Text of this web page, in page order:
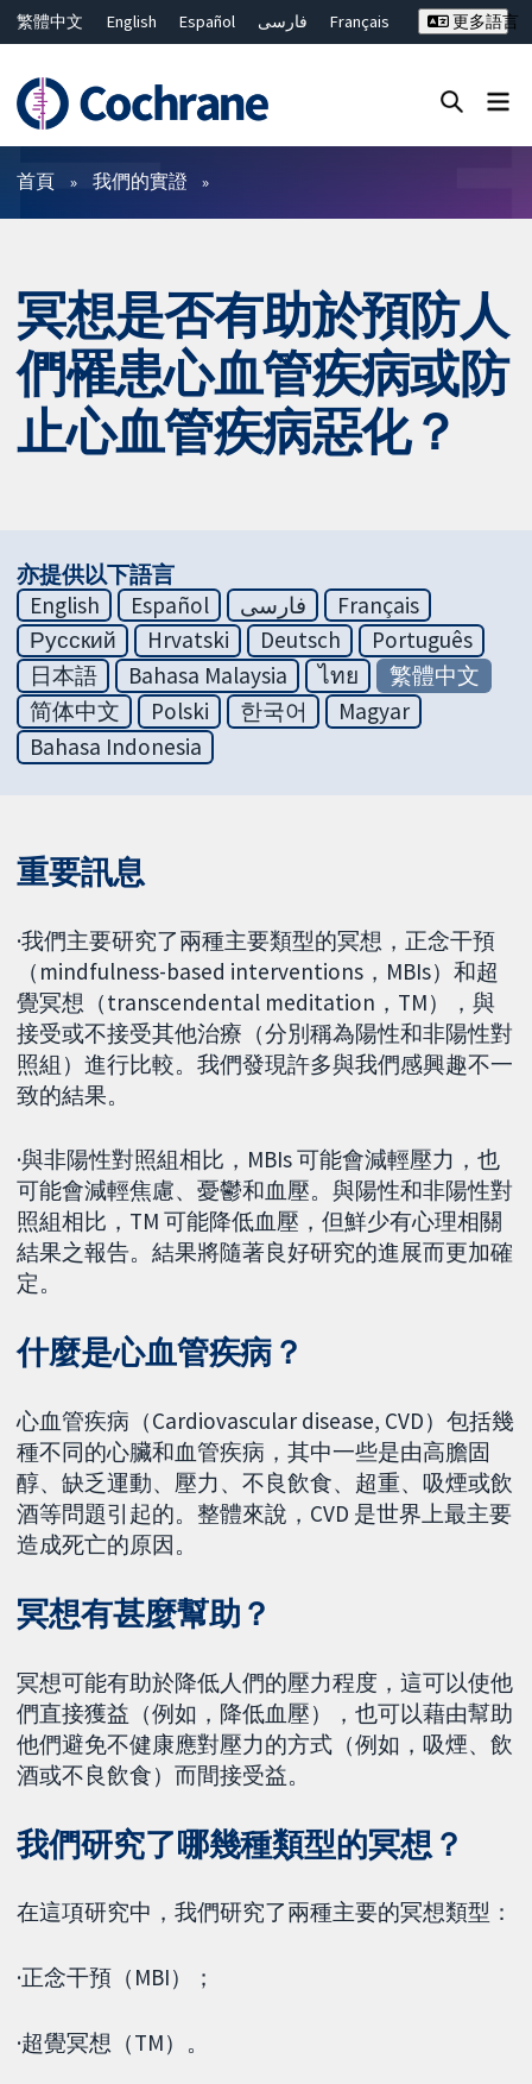
繁體中文 English Español فارسی
Français
ไทย
简体中文
更多語言
篩選條件
首頁 我們的實證
冥想是否有助於預防人
們罹患心血管疾病或防
止心血管疾病惡化？
亦提供以下語言
English
Español فارسی
Français
Русский
Hrvatski Deutsch
Português
日本語
Bahasa Malaysia ไทย
繁體中文
简体中文
Polski 한국어
Magyar
Bahasa Indonesia
重要訊息
·我們主要研究了兩種主要類型的冥想，正念干預
（mindfulness-based interventions，MBIs）和超
覺冥想（transcendental meditation，TM），與
接受或不接受其他治療（分別稱為陽性和非陽性對
照組）進行比較。我們發現許多與我們感興趣不一
致的結果。
·與非陽性對照組相比，MBIs 可能會減輕壓力，也
可能會減輕焦慮、憂鬱和血壓。與陽性和非陽性對
照組相比，TM 可能降低血壓，但鮮少有心理相關
結果之報告。結果將隨著良好研究的進展而更加確
定。
什麼是心血管疾病？
心血管疾病（Cardiovascular disease, CVD）包括幾
種不同的心臟和血管疾病，其中一些是由高膽固
醇、缺乏運動、壓力、不良飲食、超重、吸煙或飲
酒等問題引起的。整體來說，CVD 是世界上最主要
造成死亡的原因。
冥想有甚麼幫助？
冥想可能有助於降低人們的壓力程度，這可以使他
們直接獲益（例如，降低血壓），也可以藉由幫助
他們避免不健康應對壓力的方式（例如，吸煙、飲
酒或不良飲食）而間接受益。
我們研究了哪幾種類型的冥想？
在這項研究中，我們研究了兩種主要的冥想類型：
·正念干預（MBI）；
·超覺冥想（TM）。